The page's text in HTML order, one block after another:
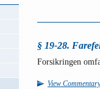
§ 19-28.
Forsikringen
View Commentary